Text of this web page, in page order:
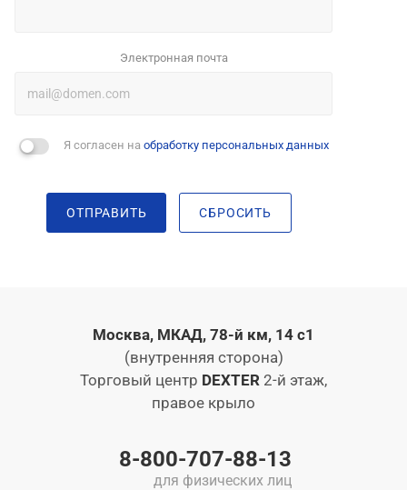
Электронная почта
Я согласен на обработку персональных данных
ОТПРАВИТЬ СБРОСИТЬ
Москва, МКАД, 78-й км, 14 с1
(внутренняя сторона)
Торговый центр DEXTER 2-й этаж,
правое крыло
8-800-707-88-13
для физических лиц